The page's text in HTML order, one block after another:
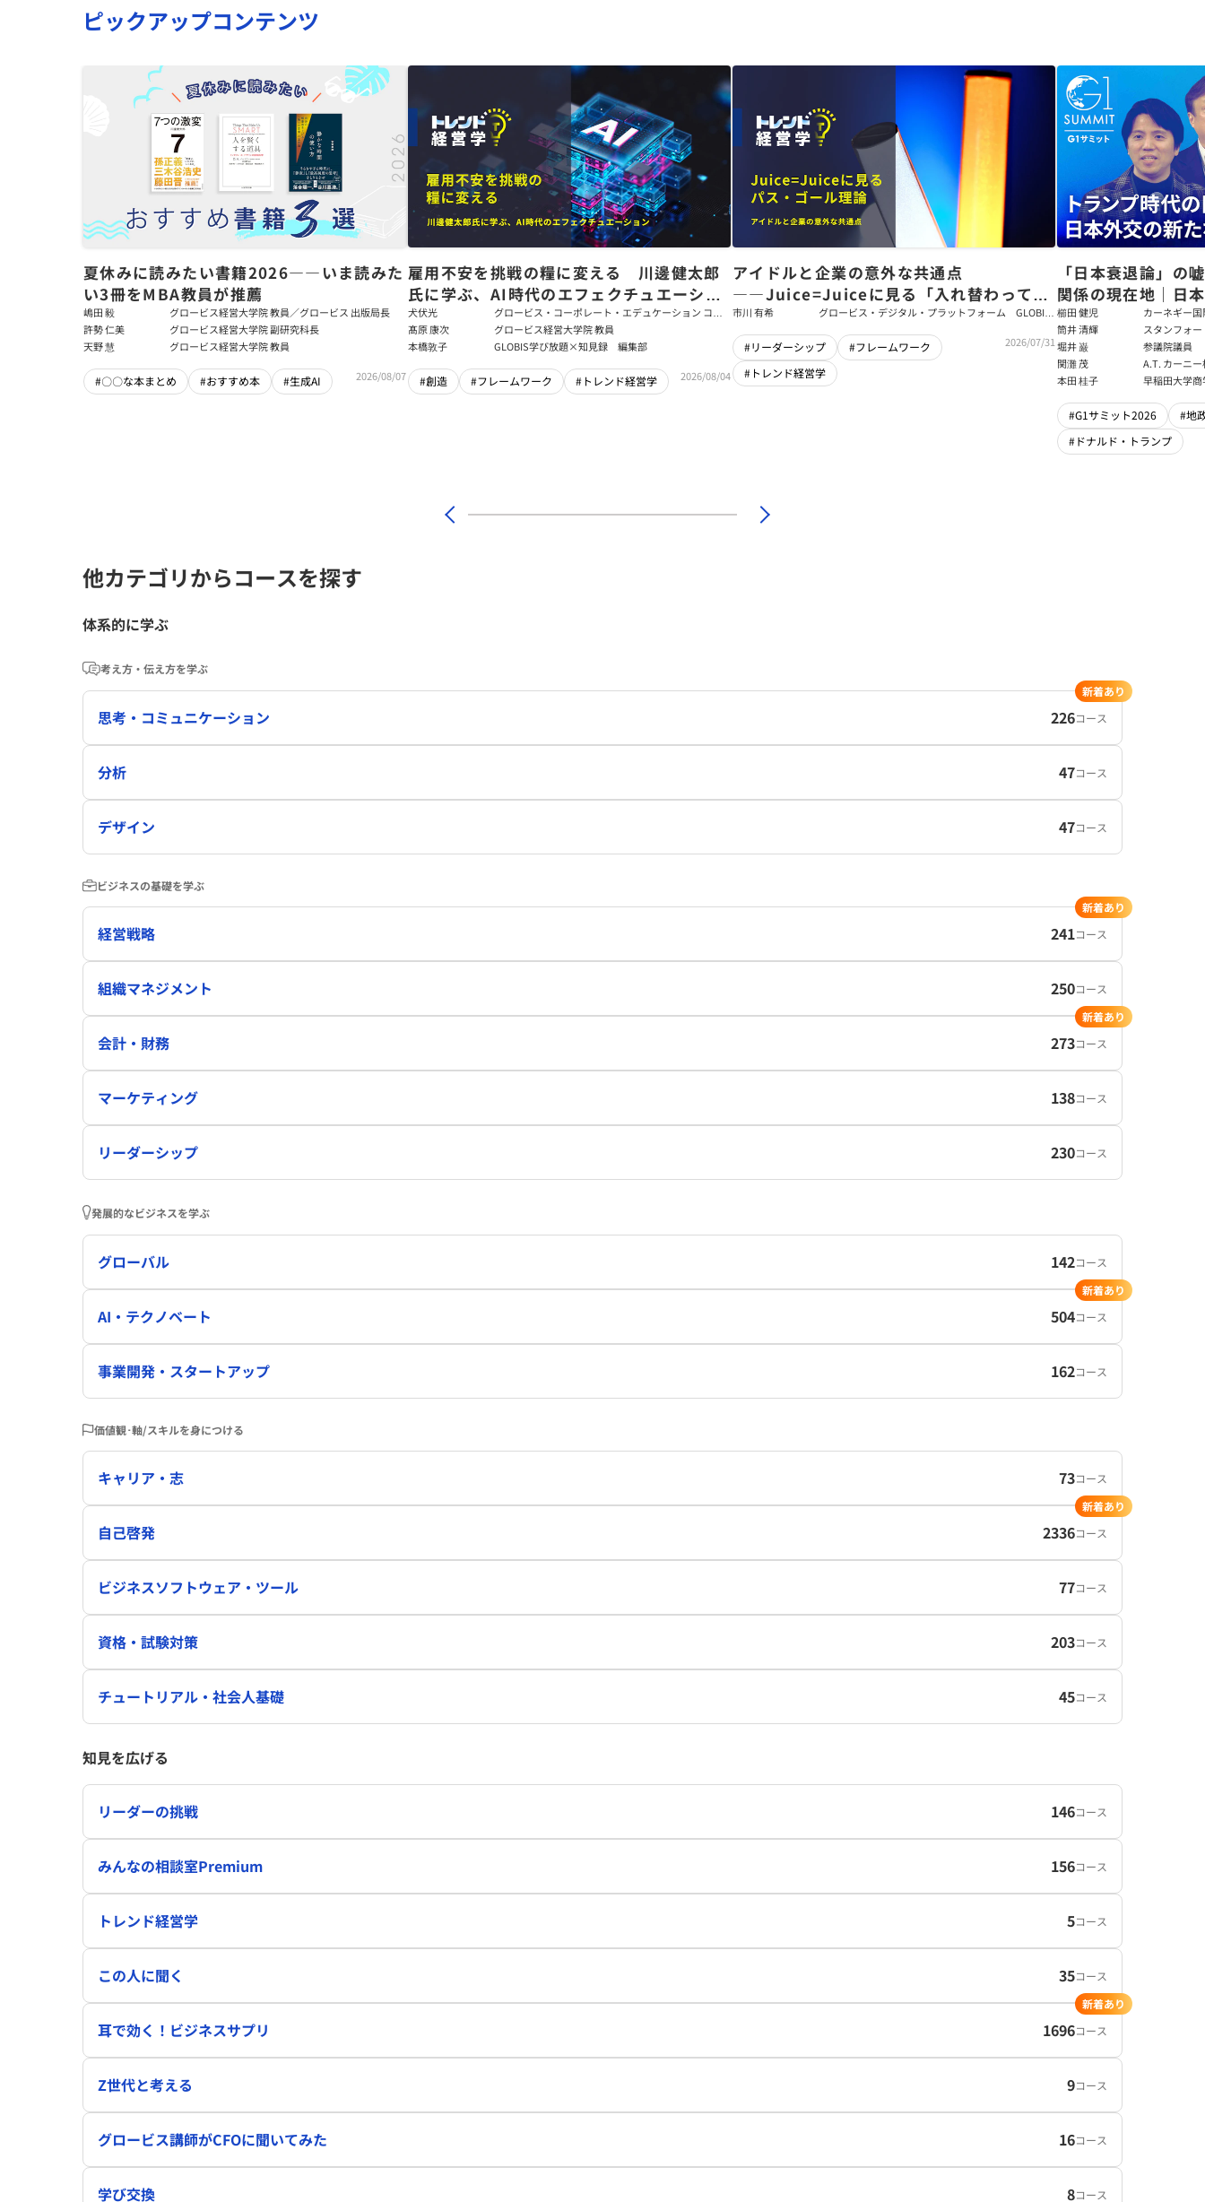
ピックアップコンテンツ
夏休みに読みたい書籍2026――いま読みた
い3冊をMBA教員が推薦
嶋田 毅
グロービス経営大学院 教員／グロービス 出版局長
許勢 仁美
グロービス経営大学院 副研究科長
天野 慧
グロービス経営大学院 教員
#〇〇な本まとめ #おすすめ本 #生成AI 2026/08/07
雇用不安を挑戦の糧に変える 川邊健太郎
氏に学ぶ、AI時代のエフェクチュエーショ
ン
犬伏光
グロービス・コーポレート・エデュケーション コー
ポレート・ソリューション・チーム コンサルタント
髙原 康次
グロービス経営大学院 教員
本橋敦子
GLOBIS学び放題×知見録 編集部
#創造 #フレームワーク #トレンド経営学 2026/08/04
アイドルと企業の意外な共通点
――Juice=Juiceに見る「入れ替わっても
強いチーム」をつくるパス・ゴール理論
市川 有希
グロービス・デジタル・プラットフォーム GLOBIS
#リーダーシップ
#フレームワーク
#トレンド経営学
2026/07/31
「日本衰退論」の
関係の現在地｜日
戦略【櫛田健児×
輝】
櫛田 健児
カーネギー
ラムディレ
筒井 清輝
スタンフォ
大学アジア
フェロー
堀井 巌
参議院議員
関灘 茂
A.T. カーニ
本法人会長
本田 桂子 早稲田大学
#G1サミット2026
#地
#ドナルド・トランプ
他カテゴリからコースを探す
体系的に学ぶ
考え方・伝え方を学ぶ
思考・コミュニケーション 226コース
新着あり
分析 47コース
デザイン 47コース
ビジネスの基礎を学ぶ
経営戦略 241コース
新着あり
組織マネジメント 250コース
会計・財務 273コース
新着あり
マーケティング 138コース
リーダーシップ 230コース
発展的なビジネスを学ぶ
グローバル 142コース
AI・テクノベート 504コース
新着あり
事業開発・スタートアップ 162コース
価値観･軸/スキルを身につける
キャリア・志 73コース
自己啓発 2336コース
新着あり
ビジネスソフトウェア・ツール 77コース
資格・試験対策 203コース
チュートリアル・社会人基礎 45コース
知見を広げる
リーダーの挑戦 146コース
みんなの相談室Premium 156コース
トレンド経営学 5コース
この人に聞く 35コース
耳で効く！ビジネスサプリ 1696コース
新着あり
Z世代と考える 9コース
グロービス講師がCFOに聞いてみた 16コース
学び交換 8コース